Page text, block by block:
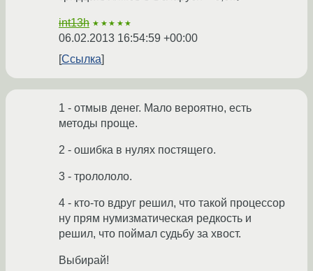
int13h ★★★★★
06.02.2013 16:54:59 +00:00
Ссылка
1 - отмыв денег. Мало вероятно, есть
методы проще.
2 - ошибка в нулях постящего.
3 - тролололо.
4 - кто-то вдруг решил, что такой процессор
ну прям нумизматическая редкость и
решил, что поймал судьбу за хвост.
Выбирай!